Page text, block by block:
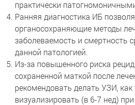
практически
Ранняя диагностика ИБ
органосохраняющие методы
заболеваемость и смертность
данной патологией.
Из-за повышенного риска
сохраненной маткой после
рекомендовать делать УЗИ,
визуализировать (в 6-7 нед)